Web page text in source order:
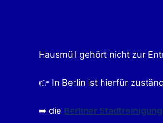
Hausmüll gehört nicht zur
👉 In Berlin ist hierfür
➡️ die Berliner Stadtreinigung